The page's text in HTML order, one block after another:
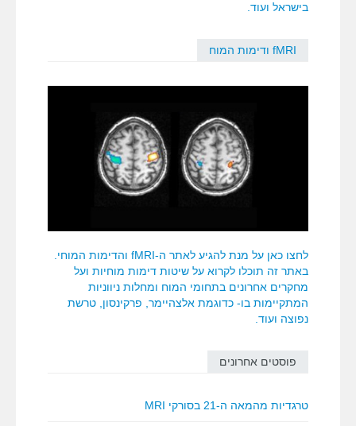
בישראל ועוד.
fMRI ודימות המוח
לחצו כאן על מנת להגיע לאתר ה-fMRI והדימות המוחי.
באתר זה תוכלו לקרוא על שיטות דימות מוחיות ועל
מחקרים אחרונים בתחומי המוח ומחלות ניווניות
המתקיימות בו- כדוגמת אלצהיימר, פרקינסון, טרשת
נפוצה ועוד.
פוסטים אחרונים
טרגדיות מהמאה ה-21 בסורקי MRI